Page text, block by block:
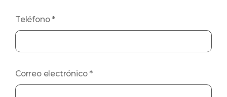
Teléfono *
Correo electrónico *